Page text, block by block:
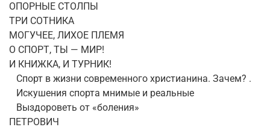
ОПОРНЫЕ СТОЛПЫ
ТРИ СОТНИКА
МОГУЧЕЕ, ЛИХОЕ ПЛЕМЯ
О СПОРТ, ТЫ — МИР!
И КНИЖКА, И ТУРНИК!
Спорт в жизни современного христианина. Зачем? .
Искушения спорта мнимые и реальные
Выздороветь от «боления»
ПЕТРОВИЧ